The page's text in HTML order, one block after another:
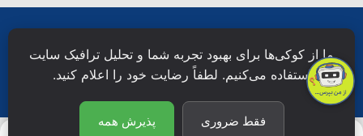
دانش نویان محفوظ است.
ما از کوکی‌ها برای بهبود تجربه شما و تحلیل ترافیک سایت
استفاده می‌کنیم. لطفاً رضایت خود را اعلام کنید.
فقط ضروری پذیرش همه